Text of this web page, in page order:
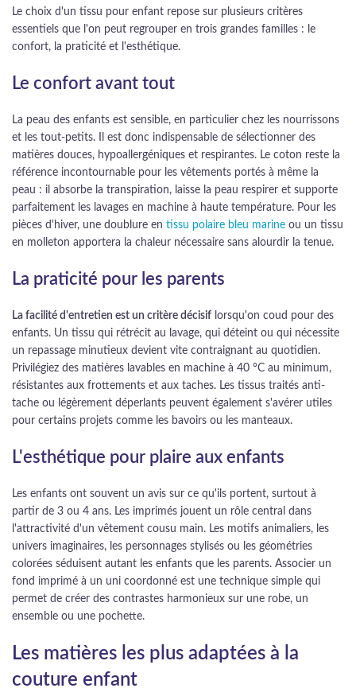
Le choix d'un tissu pour enfant repose sur plusieurs critères
essentiels que l'on peut regrouper en trois grandes familles : le
confort, la praticité et l'esthétique.
Le confort avant tout
La peau des enfants est sensible, en particulier chez les nourrissons
et les tout-petits. Il est donc indispensable de sélectionner des
matières douces, hypoallergéniques et respirantes. Le coton reste la
référence incontournable pour les vêtements portés à même la
peau : il absorbe la transpiration, laisse la peau respirer et supporte
parfaitement les lavages en machine à haute température. Pour les
pièces d'hiver, une doublure en tissu polaire bleu marine ou un tissu
en molleton apportera la chaleur nécessaire sans alourdir la tenue.
La praticité pour les parents
La facilité d'entretien est un critère décisif lorsqu'on coud pour des
enfants. Un tissu qui rétrécit au lavage, qui déteint ou qui nécessite
un repassage minutieux devient vite contraignant au quotidien.
Privilégiez des matières lavables en machine à 40 °C au minimum,
résistantes aux frottements et aux taches. Les tissus traités anti-
tache ou légèrement déperlants peuvent également s'avérer utiles
pour certains projets comme les bavoirs ou les manteaux.
L'esthétique pour plaire aux enfants
Les enfants ont souvent un avis sur ce qu'ils portent, surtout à
partir de 3 ou 4 ans. Les imprimés jouent un rôle central dans
l'attractivité d'un vêtement cousu main. Les motifs animaliers, les
univers imaginaires, les personnages stylisés ou les géométries
colorées séduisent autant les enfants que les parents. Associer un
fond imprimé à un uni coordonné est une technique simple qui
permet de créer des contrastes harmonieux sur une robe, un
ensemble ou une pochette.
Les matières les plus adaptées à la
couture enfant